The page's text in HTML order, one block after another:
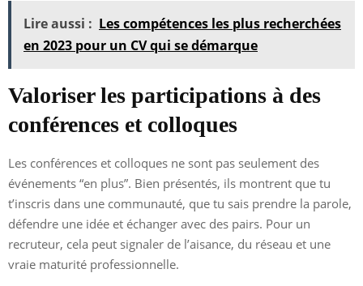
Lire aussi : Les compétences les plus recherchées
en 2023 pour un CV qui se démarque
Valoriser les participations à des
conférences et colloques
Les conférences et colloques ne sont pas seulement des
événements “en plus”. Bien présentés, ils montrent que tu
t’inscris dans une communauté, que tu sais prendre la parole,
défendre une idée et échanger avec des pairs. Pour un
recruteur, cela peut signaler de l’aisance, du réseau et une
vraie maturité professionnelle.